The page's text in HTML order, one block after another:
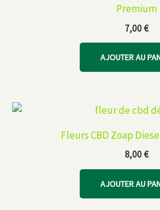
Premium
7,00€
AJOUTER AU
Fleurs CBD Zoap
8,00€
AJOUTER AU